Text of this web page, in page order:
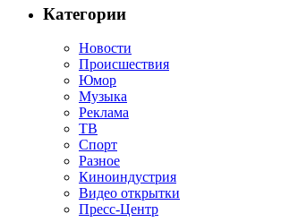
Категории
Новости
Происшествия
Юмор
Музыка
Реклама
ТВ
Спорт
Разное
Киноиндустрия
Видео открытки
Пресс-Центр